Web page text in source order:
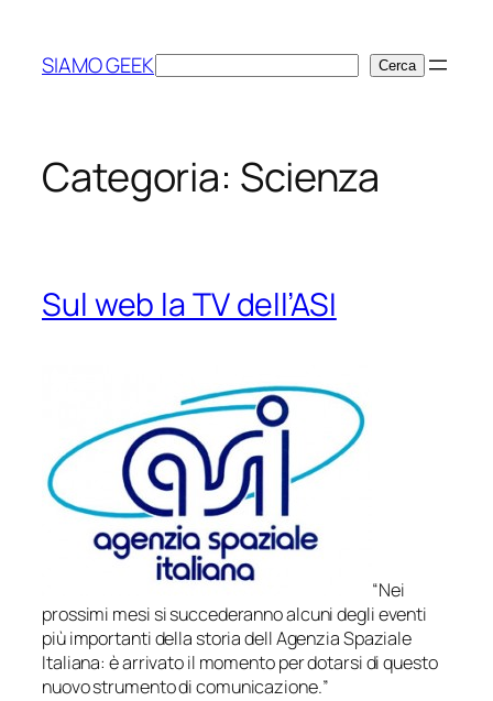
contenuto
SIAMO GEEKCerca Cerca
Categoria: Scienza
Sul web la TV dell’ASI
“Nei
prossimi mesi si succederanno alcuni degli eventi
più importanti della storia dell Agenzia Spaziale
Italiana: è arrivato il momento per dotarsi di questo
nuovo strumento di comunicazione.”